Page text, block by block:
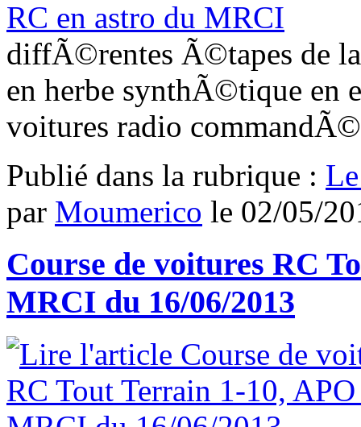
diffÃ©rentes Ã©tapes de
en herbe synthÃ©tique
voitures radio
Publié dans la rubrique :
par Moumerico le 02/05/
Course de voitures RC
MRCI du 16/06/2013